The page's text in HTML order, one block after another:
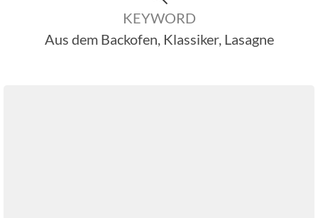
KEYWORD
Aus dem Backofen, Klassiker, Lasagne